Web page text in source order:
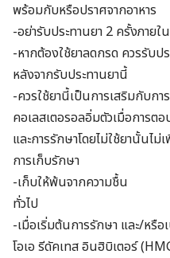
พร้อมกับหรือปราศจากอาหาร
-อย่ารับประทานยา 2 ครั้งภายใ
-หากต้องใช้ยาลดกรด ควรรับป
หลังจากรับประทานยานี้
-ควรใช้ยานี้เป็นการเสริมกับกา
คอเลสเตอรอลอิ่มตัวเมื่อการต
และการรักษาโดยไม่ใช้ยานั้นไม่
การเก็บรักษา
-เก็บให้พ้นจากความชื้น
ทั่วไป
-เมื่อเริ่มต้นการรักษา และ/หรื
โอเอ รีดัคเทส อินฮิบิเตอร์